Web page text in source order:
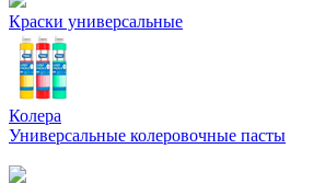
Краски универсальные
Колера
Универсальные колеровочные пасты